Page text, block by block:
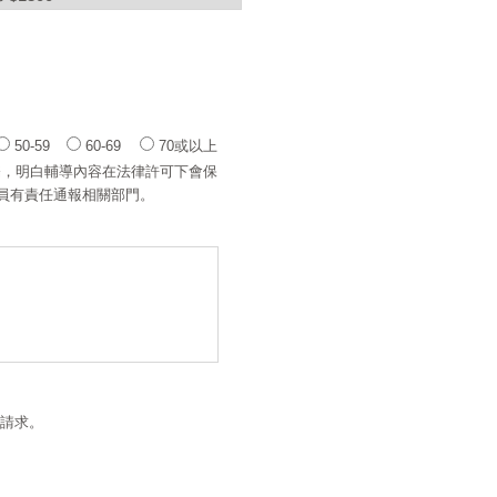
50-59 60-69
70或以上
明白輔導內容在法律許可下會保
責任通報相關部門。
求。